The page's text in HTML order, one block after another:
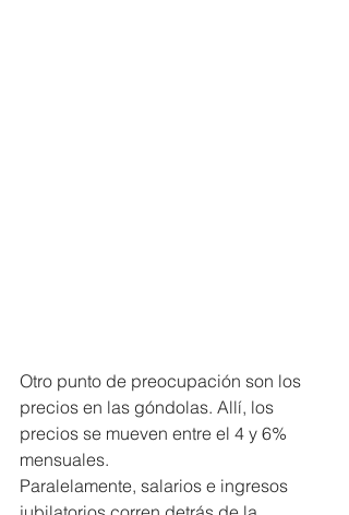
Otro punto de preocupación son los
precios en las góndolas. Allí, los
precios se mueven entre el 4 y 6%
mensuales.
Paralelamente, salarios e ingresos